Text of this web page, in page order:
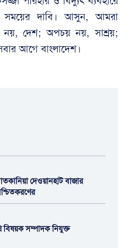
দাবি। আসুন, আমরা
নয়, দেশ; অপচয় নয়, সাশ্রয়;
আগে বাংলাদেশ।
দেওয়ানহাট বাজার
বিষয়ক সম্পাদক নিযুক্ত